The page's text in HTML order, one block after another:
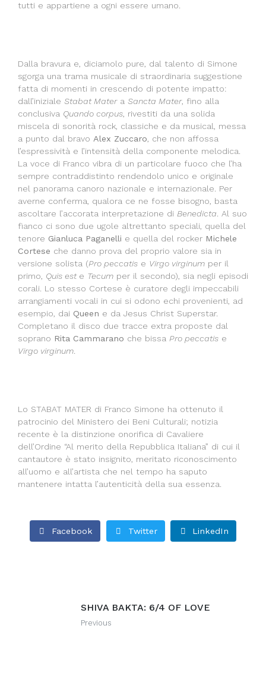
tutti e appartiene a ogni essere umano.
Dalla bravura e, diciamolo pure, dal talento di Simone
sgorga una trama musicale di straordinaria suggestione
fatta di momenti in crescendo di potente impatto:
dall’iniziale Stabat Matera Sancta Mater, fino alla
conclusiva Quando corpus , rivestiti da una solida
miscela di sonorità rock, classiche e da musical, messa
a punto dal bravo Alex Zuccaro , che non affossa
l’espressività e l’intensità della componente melodica.
La voce di Franco vibra di un particolare fuoco che l’ha
sempre contraddistinto rendendolo unico e originale
nel panorama canoro nazionale e internazionale. Per
averne conferma, qualora ce ne fosse bisogno, basta
ascoltare l’accorata interpretazione di Benedicta . Al suo
fianco ci sono due ugole altrettanto speciali, quella del
tenore Gianluca Paganelli e quella del rocker Michele
Cortese che danno prova del proprio valore sia in
versione solista (Pro peccatis e Virgo virginum per il
primo, Quis est e Tecum per il secondo), sia negli episodi
corali. Lo stesso Cortese è curatore degli impeccabili
arrangiamenti vocali in cui si odono echi provenienti, ad
esempio, dai Queen e da Jesus Christ Superstar.
Completano il disco due tracce extra proposte dal
soprano Rita Cammarano che bissa Pro peccatis e
Virgo virginum
Lo STABAT MATER di Franco Simone ha ottenuto il
patrocinio del Ministero dei Beni Culturali; notizia
recente è la distinzione onorifica di Cavaliere
dell’Ordine “Al merito della Repubblica Italiana” di cui il
cantautore è stato insignito, meritato riconoscimento
all’uomo e all’artista che nel tempo ha saputo
mantenere intatta l’autenticità della sua essenza.
Facebook Twitter LinkedIn
SHIVA BAKTA: 6/4 OF LOVE
Previous